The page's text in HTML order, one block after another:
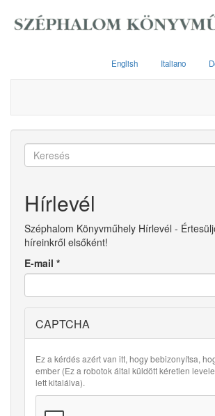
English Italiano
Keresés
Hírlevél
Széphalom Könyvműhely Hírlevél -
híreinkről elsőként!
E-mail *
CAPTCHA
Ez a kérdés azért van itt, hogy bebizonyítsa,
ember (Ez a robotok által küldött kéretlen
lett kitalálva).